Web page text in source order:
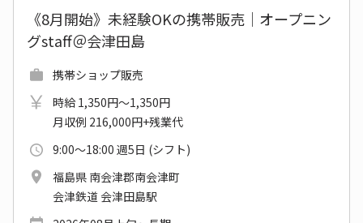
《8月開始》未経験OKの携帯販売│オープニン
グstaff＠会津田島
携帯ショップ販売
時給 1,350円～1,350円
月収例 216,000円+残業代
9:00～18:00 週5日 (シフト)
福島県 南会津郡南会津町
会津鉄道 会津田島駅